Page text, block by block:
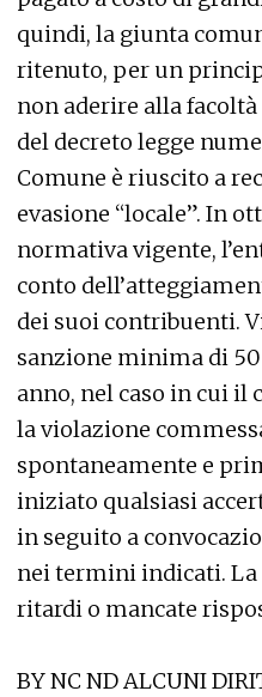
quindi, la giunta
ritenuto, per un
non aderire alla
del decreto legge
Comune è riuscito a
evasione “locale”. In
normativa vigente,
conto
dei suoi contribuenti.
sanzione minima di
anno, nel caso in cui il
la violazione
spontaneamente e
iniziato qualsiasi
in seguito a
nei termini indicati.
ritardi o mancate
BY NC ND ALCUNI